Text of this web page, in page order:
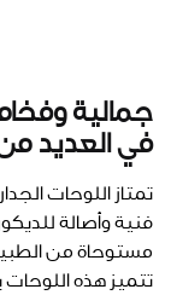
جمالية
في العديد
تمتاز اللوحات
فنية وأصالة
مستوحاة من
تتميز هذه اللوحات